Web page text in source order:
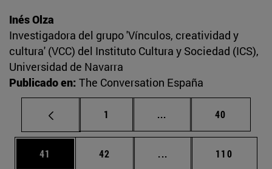
Inés Olza
Investigadora del grupo 'Vínculos, creatividad y
cultura' (VCC) del Instituto Cultura y Sociedad (ICS),
Universidad de Navarra
Publicado en: The Conversation España
Página
1 ... Páginas intermedias
Página
40
Página
41 Página
42 ... Páginas intermedias
Página
110